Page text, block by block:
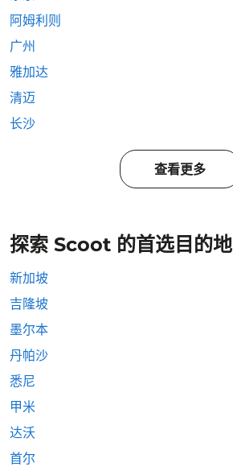
阿姆利则
广州
雅加达
清迈
长沙
查看更多
探索 Scoot 的首选目的地
新加坡
吉隆坡
墨尔本
丹帕沙
悉尼
甲米
达沃
首尔